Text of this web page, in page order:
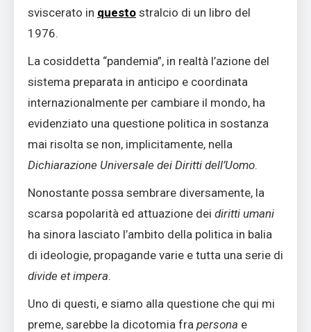
sviscerato in questo stralcio di un libro del
1976.
La cosiddetta “pandemia”, in realtà l’azione del
sistema preparata in anticipo e coordinata
internazionalmente per cambiare il mondo, ha
evidenziato una questione politica in sostanza
mai risolta se non, implicitamente, nella
Dichiarazione Universale dei Diritti dell’Uomo.
Nonostante possa sembrare diversamente, la
scarsa popolarità ed attuazione dei diritti umani
ha sinora lasciato l’ambito della politica in balia
di ideologie, propagande varie e tutta una serie di
divide et impera.
Uno di questi, e siamo alla questione che qui mi
preme, sarebbe la dicotomia fra persona e